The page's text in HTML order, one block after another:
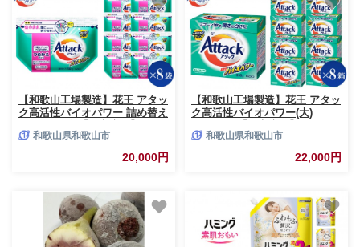
【和歌山工場製造】花王 アタッ
ク高活性バイオパワー 詰め替え
【KAO23】【 和歌山工場製造
粉末洗剤 セット 洗濯洗剤 衣料
粉洗剤 衣類 雑貨 日用品 消耗品
CA192 】
和歌山県和歌山市
20,000円
【和歌山工場製造】花王 アタッ
ク高活性バイオパワー(大)
【KAO21】【 和歌山工場製造
粉末洗剤 セット 洗濯洗剤 衣料
粉洗剤 衣類 雑貨 日用品 消耗品
和歌山県和歌山市
22,000円